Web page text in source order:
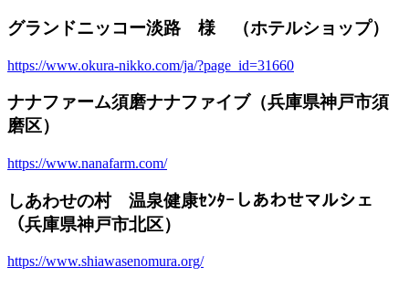
グランドニッコー淡路 様 （ホテルショップ）
https://www.okura-nikko.com/ja/?page_id=31660
ナナファーム須磨ナナファイブ（兵庫県神戸市須
磨区）
https://www.nanafarm.com/
しあわせの村 温泉健康ｾﾝﾀｰしあわせマルシェ
（兵庫県神戸市北区）
https://www.shiawasenomura.org/